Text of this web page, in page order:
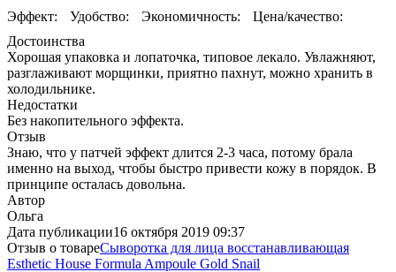
Эффект:
Удобство: Экономичность:
Цена/качество:
Достоинства
Хорошая упаковка и лопаточка, типовое лекало. Увлажняют,
разглаживают морщинки, приятно пахнут, можно хранить в
холодильнике.
Недостатки
Без накопительного эффекта.
Отзыв
Знаю, что у патчей эффект длится 2-3 часа, потому брала
именно на выход, чтобы быстро привести кожу в порядок. В
принципе осталась довольна.
Автор
Ольга
Дата публикации16 октября 2019 09:37
Отзыв о товареСыворотка для лица восстанавливающая
Esthetic House Formula Ampoule Gold Snail